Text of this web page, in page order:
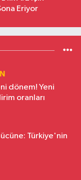
Eriyor
dönem! Yeni
oranları
Türkiye'nin